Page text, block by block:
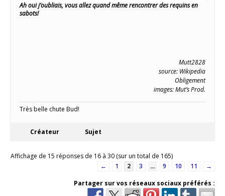
Ah oui j’oubliais, vous allez quand même rencontrer des requins en
sabots!
Mutt2828
source: Wikipedia
Obligement
images: Mut’s Prod.
Très belle chute Bud!
Créateur Sujet
Affichage de 15 réponses de 16 à 30 (sur un total de 165)
←
1 2 3 … 9 10 11
→
Partager sur vos réseaux sociaux préférés :